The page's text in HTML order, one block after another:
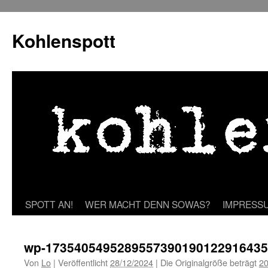
springen
Kohlenspott
SPOTT AN! WER MACHT DENN SOWAS?
wp-
Von Lo | Veröffentlicht28/12/2024 | Die Originalgröße beträgt